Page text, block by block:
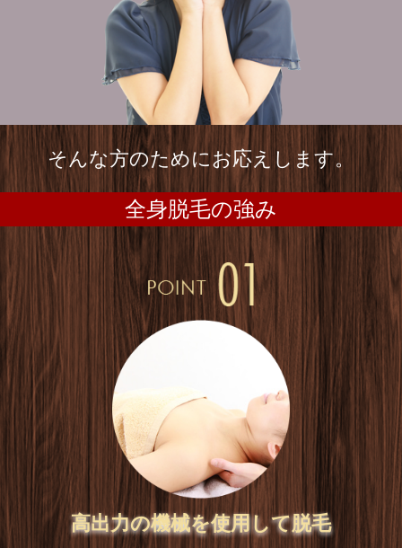
そんな方のためにお応えします。
全身脱毛の強み
高出力の機械を使用して脱毛